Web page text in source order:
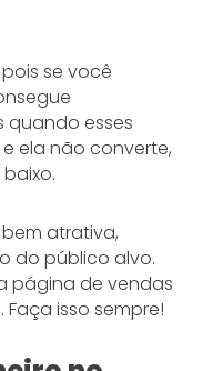
se você
quando esses
ela não converte,
atrativa,
do público alvo.
página de vendas
isso sempre!